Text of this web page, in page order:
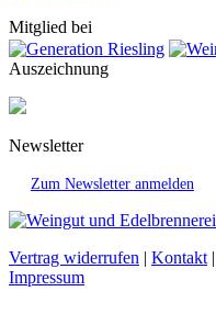
Mitglied bei
Auszeichnung
Newsletter
Zum Newsletter anmelden
Vertrag widerrufen | Kontakt |
Impressum